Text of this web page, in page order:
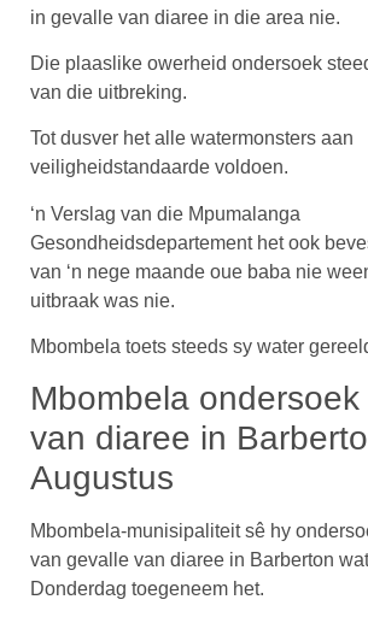
in gevalle van diaree in die area nie.
Die plaaslike owerheid ondersoek
van die uitbreking.
Tot dusver het alle watermonsters aan
veiligheidstandaarde voldoen.
‘n Verslag van die Mpumalanga
Gesondheidsdepartement het ook
van ‘n nege maande oue baba nie
uitbraak was nie.
Mbombela toets steeds sy water
Mbombela
van diaree in
Augustus
Mbombela-munisipaliteit sê hy
van gevalle van diaree in Barberton
Donderdag toegeneem het.